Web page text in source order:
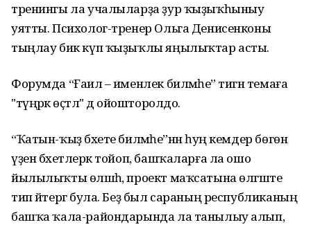
тренингы ла учалыларҙа ҙур ҡыҙыҡһыныу
уятты. Психолог-тренер Ольга Денисенконы
тыңлау бик күп ҡыҙыҡлы яңылыҡтар асты.
Форумда “Ғаилә – именлек биләмәһе” тигән темаға
"түңәрәк өҫтәл" дә ойошторолдо.
“Ҡатын-ҡыҙ бәхете биләмәһе”нән һуң кемдер бөгөн
үҙен бәхетлерәк тойоп, башҡаларға ла ошо
йылылыҡты өләшһә, проект маҡсатына өлгәште
тип әйтергә була. Беҙ был сараның республиканың
башҡа ҡала-райондарында ла танылыу алып,